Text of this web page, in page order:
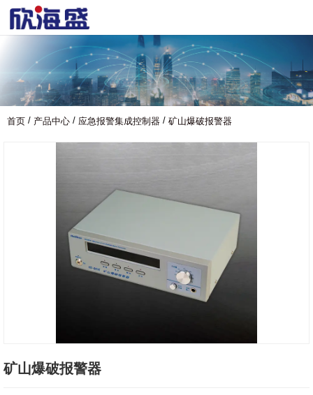
首页 / 产品中心 / 应急报警集成控制器 / 矿山爆破报警器
矿山爆破报警器